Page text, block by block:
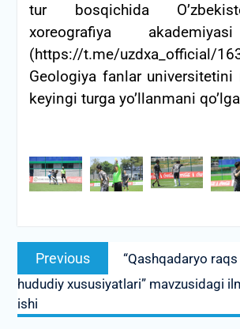
tur bosqichida
xoreografiya
(https://t.me/uzdxa_official/
Geologiya fanlar universitetini
keyingi turga yo’llanmani
Post
menyusi
Previous
Previous
post:
“Qashqadaryo raqs
hududiy xususiyatlari” mavzusidagi
ishi